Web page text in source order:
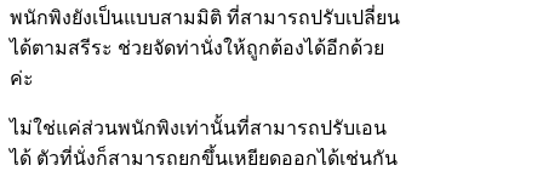
พนักพิงยังเป็นแบบสามมิติ ที่สามารถปรับเปลี่ยน
ได้ตามสรีระ ช่วยจัดท่านั่งให้ถูกต้องได้อีกด้วย
ค่ะ
ไม่ใช่แค่ส่วนพนักพิงเท่านั้นที่สามารถปรับเอน
ได้ ตัวที่นั่งก็สามารถยกขึ้นเหยียดออกได้เช่นกัน